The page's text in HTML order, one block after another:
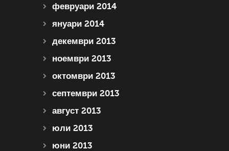
февруари 2014
януари 2014
декември 2013
ноември 2013
октомври 2013
септември 2013
август 2013
юли 2013
юни 2013